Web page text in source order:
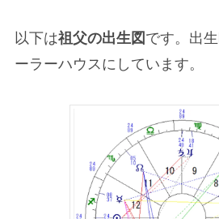
以下は祖父の出生図 です。出
ーラーハウスにしています。